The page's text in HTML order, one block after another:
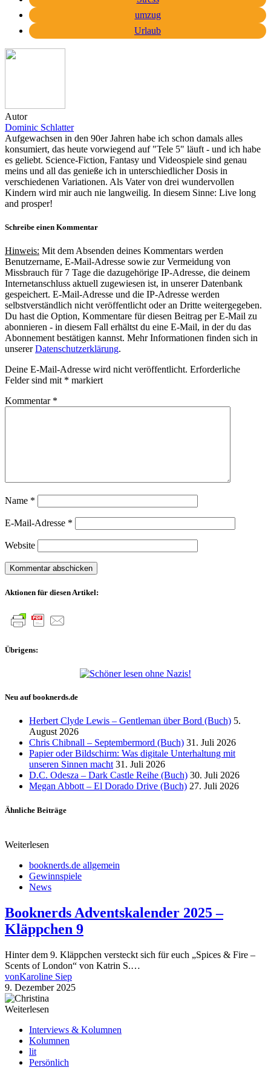
umzug
Urlaub
Autor
Dominic Schlatter
Aufgewachsen in den 90er Jahren habe ich schon damals alles
konsumiert, das heute vorwiegend auf "Tele 5" läuft - und ich habe
es geliebt. Science-Fiction, Fantasy und Videospiele sind genau
meins und all das genieße ich in unterschiedlicher Dosis in
verschiedenen Variationen. Als Vater von drei wundervollen
Kindern wird mir auch nie langweilig. In diesem Sinne: Live long
and prosper!
Schreibe einen Kommentar
Hinweis: Mit dem Absenden deines Kommentars werden
Benutzername, E-Mail-Adresse sowie zur Vermeidung von
Missbrauch für 7 Tage die dazugehörige IP-Adresse, die deinem
Internetanschluss aktuell zugewiesen ist, in unserer Datenbank
gespeichert. E-Mail-Adresse und die IP-Adresse werden
selbstverständlich nicht veröffentlicht oder an Dritte weitergegeben.
Du hast die Option, Kommentare für diesen Beitrag per E-Mail zu
abonnieren - in diesem Fall erhältst du eine E-Mail, in der du das
Abonnement bestätigen kannst. Mehr Informationen finden sich in
unsererDatenschutzerklärung.
Deine E-Mail-Adresse wird nicht veröffentlicht. Erforderliche
Felder sind mit * markiert
Kommentar *
Name *
E-Mail-Adresse *
Website
Aktionen für diesen Artikel:
Übrigens:
Neu auf booknerds.de
Herbert Clyde Lewis – Gentleman über Bord (Buch) 5.
August 2026
Chris Chibnall – Septembermord (Buch) 31. Juli 2026
Papier oder Bildschirm: Was digitale Unterhaltung mit
unseren Sinnen macht 31. Juli 2026
D.C. Odesza – Dark Castle Reihe (Buch) 30. Juli 2026
Megan Abbott – El Dorado Drive (Buch) 27. Juli 2026
Ähnliche Beiträge
Weiterlesen
booknerds.de allgemein
Gewinnspiele
News
Booknerds Adventskalender 2025 –
Kläppchen 9
Hinter dem 9. Kläppchen versteckt sich für euch „Spices & Fire –
Scents of London“ von Katrin S.…
vonKaroline Siep
9. Dezember 2025
Weiterlesen
Interviews & Kolumnen
Kolumnen
lit
Persönlich